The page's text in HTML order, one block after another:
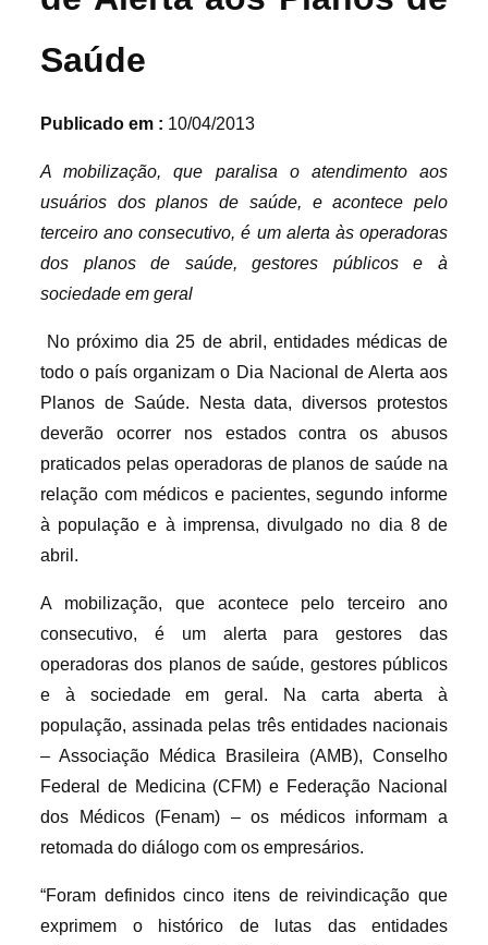
Saúde
Publicado em : 10/04/2013
A mobilização, que paralisa o atendimento aos
usuários dos planos de saúde, e acontece pelo
terceiro ano consecutivo, é um alerta às operadoras
dos planos de saúde, gestores públicos e à
sociedade em geral
No próximo dia 25 de abril, entidades médicas de
todo o país organizam o Dia Nacional de Alerta aos
Planos de Saúde. Nesta data, diversos protestos
deverão ocorrer nos estados contra os abusos
praticados pelas operadoras de planos de saúde na
relação com médicos e pacientes, segundo informe
à população e à imprensa, divulgado no dia 8 de
abril.
A mobilização, que acontece pelo terceiro ano
consecutivo, é um alerta para gestores das
operadoras dos planos de saúde, gestores públicos
e à sociedade em geral. Na carta aberta à
população, assinada pelas três entidades nacionais
– Associação Médica Brasileira (AMB), Conselho
Federal de Medicina (CFM) e Federação Nacional
dos Médicos (Fenam) – os médicos informam a
retomada do diálogo com os empresários.
“Foram definidos cinco itens de reivindicação que
exprimem o histórico de lutas das entidades